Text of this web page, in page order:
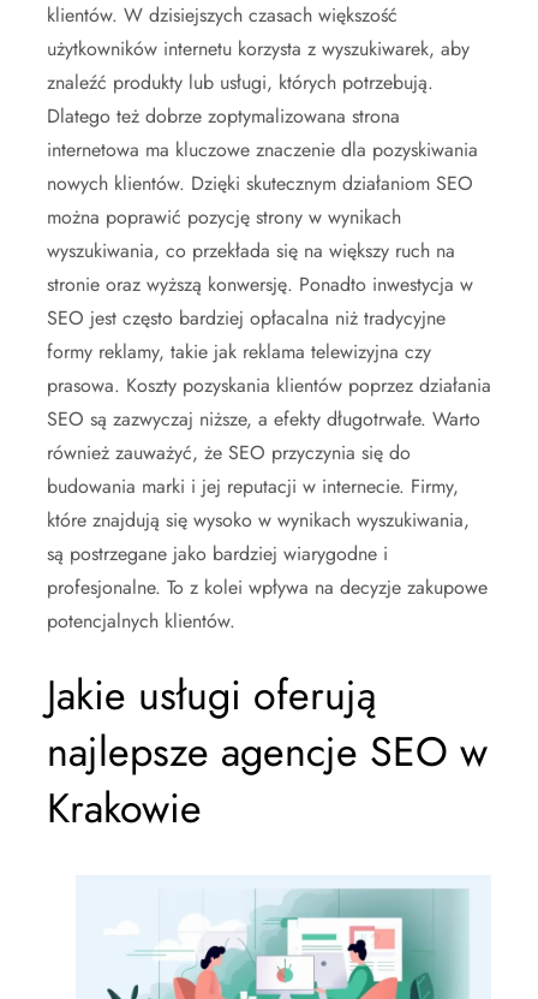
klientów. W dzisiejszych czasach większość
użytkowników internetu korzysta z wyszukiwarek, aby
znaleźć produkty lub usługi, których potrzebują.
Dlatego też dobrze zoptymalizowana strona
internetowa ma kluczowe znaczenie dla pozyskiwania
nowych klientów. Dzięki skutecznym działaniom SEO
można poprawić pozycję strony w wynikach
wyszukiwania, co przekłada się na większy ruch na
stronie oraz wyższą konwersję. Ponadto inwestycja w
SEO jest często bardziej opłacalna niż tradycyjne
formy reklamy, takie jak reklama telewizyjna czy
prasowa. Koszty pozyskania klientów poprzez działania
SEO są zazwyczaj niższe, a efekty długotrwałe. Warto
również zauważyć, że SEO przyczynia się do
budowania marki i jej reputacji w internecie. Firmy,
które znajdują się wysoko w wynikach wyszukiwania,
są postrzegane jako bardziej wiarygodne i
profesjonalne. To z kolei wpływa na decyzje zakupowe
potencjalnych klientów.
Jakie usługi oferują
najlepsze agencje SEO w
Krakowie